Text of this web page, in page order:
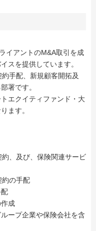
イアントのM&A取引を成
スを提供しています。
手配、新規顧客開拓及
署です。
エクイティファンド・大
ます。
約、及び、保険関連サービ
約の手配
成
ープ企業や保険会社を含